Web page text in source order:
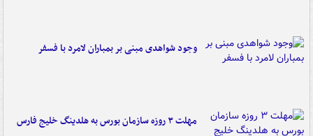
وجود شواهدی مبنی بر بمباران لامرد با فسفر
مهلت ۳ روزه سازمان بورس به هلدینگ خلیج فارس